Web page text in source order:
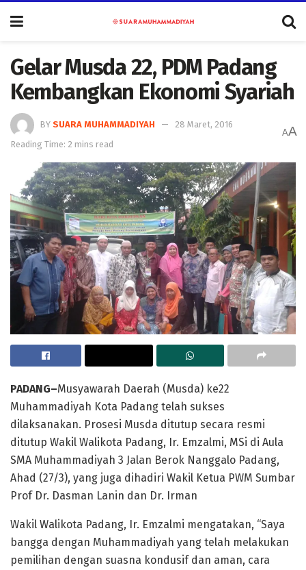
Gelar Musda 22, PDM Padang
Kembangkan Ekonomi Syariah
BY SUARA MUHAMMADIYAH
28 Maret, 2016
Reading Time: 2 mins read
AA
PADANG–Musyawarah Daerah (Musda) ke­22
Muhammadiyah Kota Padang telah sukses
dilaksanakan. Prosesi Musda ditutup secara resmi
ditutup Wakil Walikota Padang, Ir. Emzalmi, MSi di Aula
SMA Muhammadiyah 3 Jalan Berok Nanggalo Padang,
Ahad (27/3), yang juga dihadiri Wakil Ketua PWM Sumbar
Prof Dr. Dasman Lanin dan Dr. Irman
Wakil Walikota Padang, Ir. Emzalmi mengatakan, “Saya
bangga dengan Muhammadiyah yang telah melakukan
pemilihan dengan suasna kondusif dan aman, cara